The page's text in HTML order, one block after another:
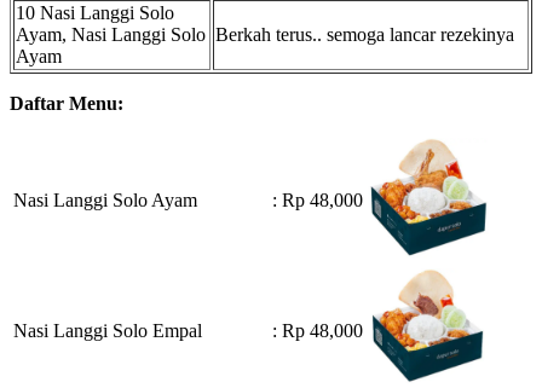
10 Nasi Langgi Solo
Ayam, Nasi Langgi Solo
Ayam
Berkah terus.. semoga lancar rezekinya
Daftar Menu:
Nasi Langgi Solo Ayam : Rp 48,000
Nasi Langgi Solo Empal : Rp 48,000